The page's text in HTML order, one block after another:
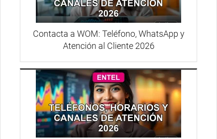
Contacta a WOM: Teléfono, WhatsApp y
Atención al Cliente 2026